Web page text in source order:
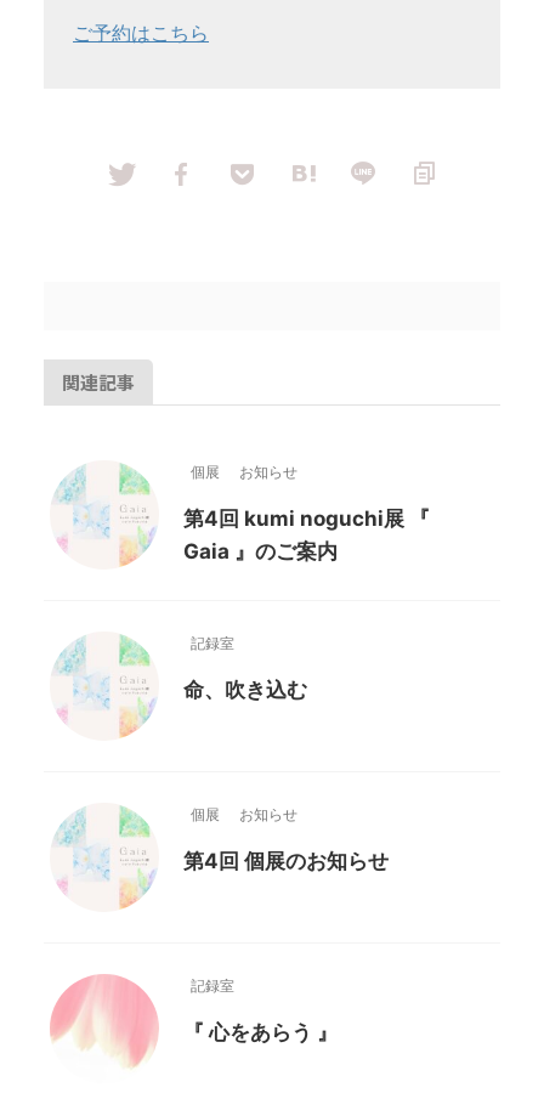
ご予約はこちら
関連記事
個展 お知らせ
第4回 kumi noguchi展 『
Gaia 』のご案内
記録室
命、吹き込む
個展 お知らせ
第4回 個展のお知らせ
記録室
『 心をあらう 』